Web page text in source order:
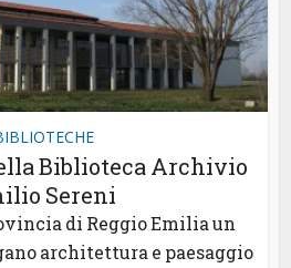
Biblioteca Archivio
Sereni
di Reggio Emilia un
architettura e paesaggio